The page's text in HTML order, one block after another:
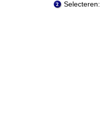
Selecteren: